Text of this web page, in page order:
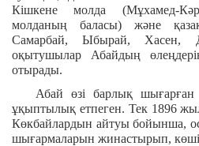
Кішкене молда (Мұхамед-
молданың баласы) және
Самарбай, Ыбырай, Хасен,
оқытушылар Абайдың
отырады.
Абай өзі барлық шығарған
ұқыптылық етпеген. Тек 1896
Көкбайлардын айтуы бойынша,
шығармаларын жинастырып,